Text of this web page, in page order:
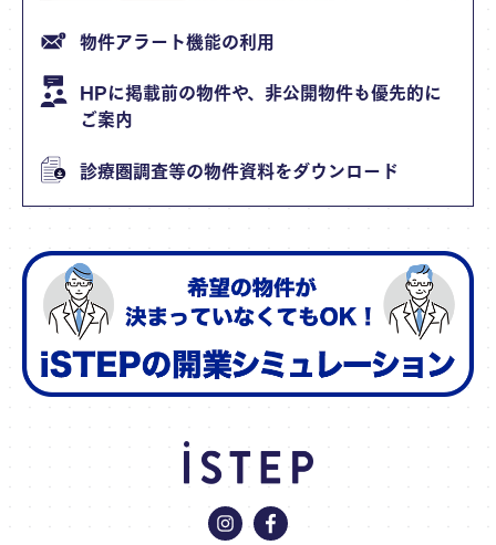
物件アラート機能の利用
HPに掲載前の物件や、非公開物件も優先的に
ご案内
診療圏調査等の物件資料をダウンロード